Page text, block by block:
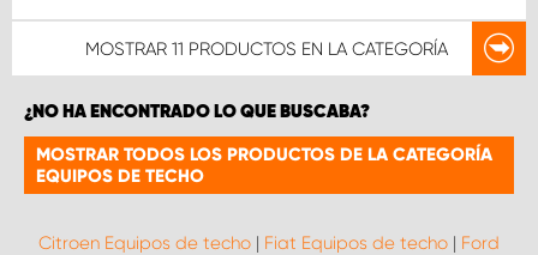
MOSTRAR 11 PRODUCTOS EN LA CATEGORÍA
¿NO HA ENCONTRADO LO QUE BUSCABA?
MOSTRAR TODOS LOS PRODUCTOS DE LA CATEGORÍA
EQUIPOS DE TECHO
Citroen Equipos de techo | Fiat Equipos de techo | Ford